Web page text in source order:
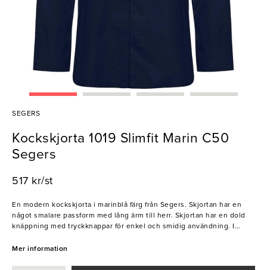
SEGERS
Kockskjorta 1019 Slimfit Marin C50
Segers
517 kr/st
En modern kockskjorta i marinblå färg från Segers. Skjortan har en
något smalare passform med lång ärm till herr. Skjortan har en dold
knäppning med tryckknappar för enkel och smidig användning. I
Mer information